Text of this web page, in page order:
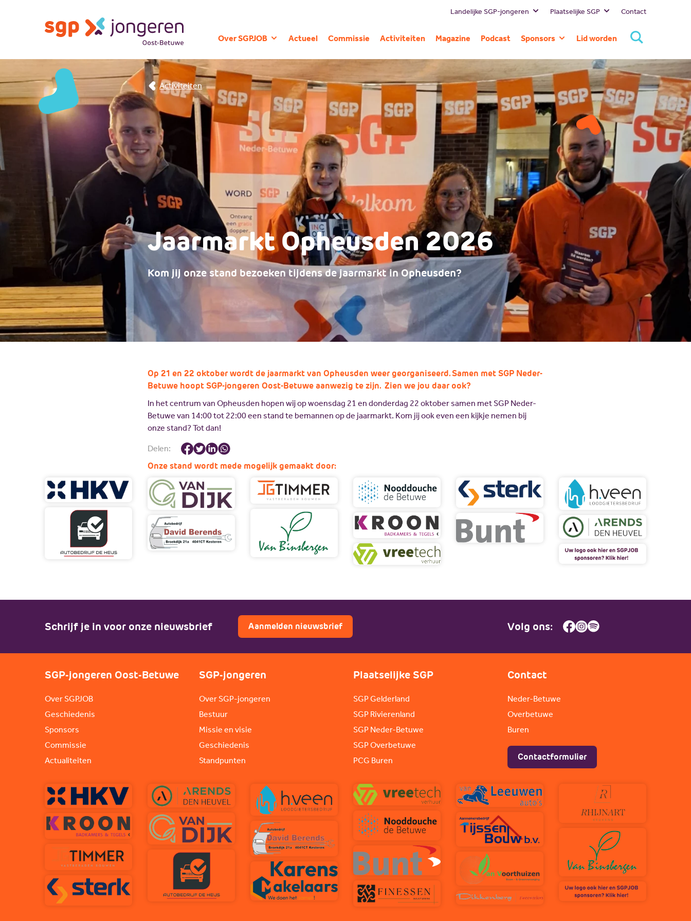
Landelijke SGP-jongeren
Geschiedenis
Standpunten
Plaatselijke SGP
politici
SGP
Landelijk
SGP
Gelderland
SGP
Rivierenland
SGP Neder-
Betuwe
SGP
Overbetuwe
Contact
Over SGPJOB
Geschiedenis
Actueel Commissie Activiteiten Magazine Podcast Sponsors
Huidige
sponsors
Sponsor
worden
Lid worden
Activiteiten
Jaarmarkt Opheusden 2026
Kom jij onze stand bezoeken tijdens de jaarmarkt in Opheusden?
Op 21 en 22 oktober wordt de jaarmarkt van Opheusden weer georganiseerd. Samen met SGP Neder-
Betuwe hoopt SGP-jongeren Oost-Betuwe aanwezig te zijn. Zien we jou daar ook?
In het centrum van Opheusden hopen wij op woensdag 21 en donderdag 22 oktober samen met SGP Neder-
Betuwe van 14:00 tot 22:00 een stand te bemannen op de jaarmarkt. Kom jij ook even een kijkje nemen bij
onze stand? Tot dan!
Delen:
Onze stand wordt mede mogelijk gemaakt door:
Schrijf je in voor onze nieuwsbrief Aanmelden nieuwsbrief Volg ons:
SGP-jongeren Oost-Betuwe
Over SGPJOB
Geschiedenis
Sponsors
Commissie
Actualiteiten
SGP-jongeren
Over SGP-jongeren
Bestuur
Missie en visie
Geschiedenis
Standpunten
Plaatselijke SGP
SGP Gelderland
SGP Rivierenland
SGP Neder-Betuwe
SGP Overbetuwe
PCG Buren
Contact
Neder-Betuwe
Overbetuwe
Buren
Contactformulier